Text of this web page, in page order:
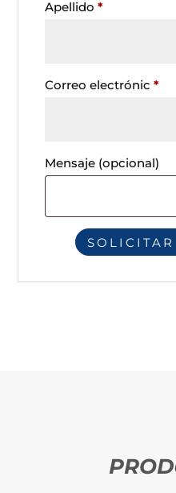
Apellido*
Correo electrónic*
Mensaje (opcional)